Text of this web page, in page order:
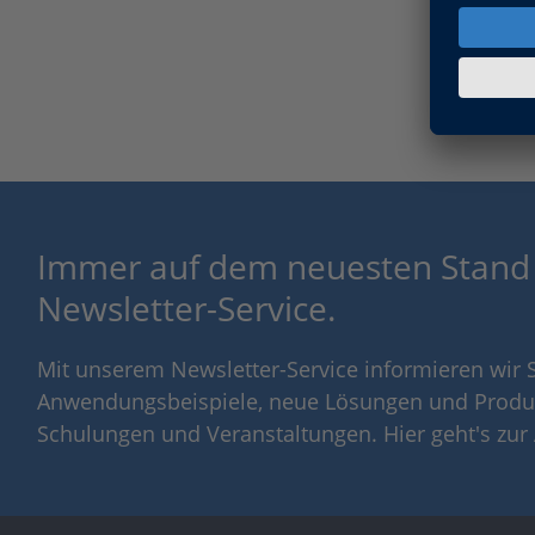
Immer auf dem neuesten
Newsletter-Service.
Mit unserem Newsletter-Service informieren wir
Anwendungsbeispiele, neue Lösungen und
Schulungen und Veranstaltungen. Hier geht's